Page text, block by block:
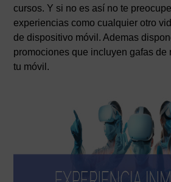
cursos. Y si no es así no te
experiencias como cualquier otro
de dispositivo móvil. Ademas
promociones que incluyen gafas de
tu móvil.